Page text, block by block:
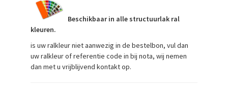
Beschikbaar in alle structuurlak ral
kleuren.
is uw ralkleur niet aanwezig in de bestelbon, vul dan
uw ralkleur of referentie code in bij nota, wij nemen
dan met u vrijblijvend kontakt op.